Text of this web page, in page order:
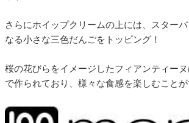
さらにホイップクリームの上には、スター
なる小さな三色だんごをトッピング！
桜の花びらをイメージしたフィアンティー
で作られており、様々な食感を楽しむことが